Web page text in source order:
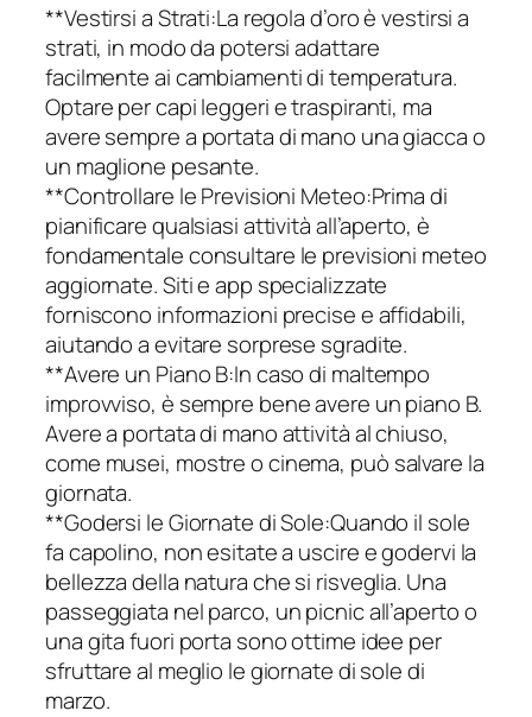
**Vestirsi a Strati:La regola d’oro è vestirsi a
strati, in modo da potersi adattare
facilmente ai cambiamenti di temperatura.
Optare per capi leggeri e traspiranti, ma
avere sempre a portata di mano una giacca o
un maglione pesante.
**Controllare le Previsioni Meteo:Prima di
pianificare qualsiasi attività all’aperto, è
fondamentale consultare le previsioni meteo
aggiornate. Siti e app specializzate
forniscono informazioni precise e affidabili,
aiutando a evitare sorprese sgradite.
**Avere un Piano B:In caso di maltempo
improvviso, è sempre bene avere un piano B.
Avere a portata di mano attività al chiuso,
come musei, mostre o cinema, può salvare la
giornata.
**Godersi le Giornate di Sole:Quando il sole
fa capolino, non esitate a uscire e godervi la
bellezza della natura che si risveglia. Una
passeggiata nel parco, un picnic all’aperto o
una gita fuori porta sono ottime idee per
sfruttare al meglio le giornate di sole di
marzo.